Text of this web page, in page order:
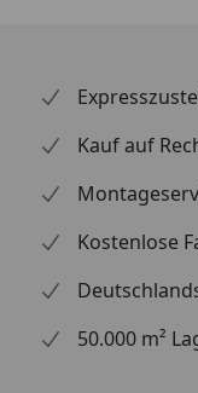
Kauf auf
Kostenlose
50.000 m²